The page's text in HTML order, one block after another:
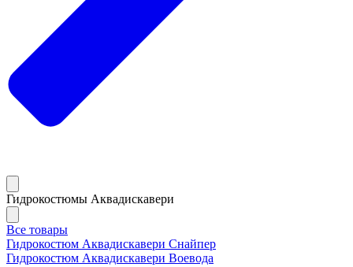
Гидрокостюмы Аквадискавери
Все товары
Гидрокостюм Аквадискавери Снайпер
Гидрокостюм Аквадискавери Воевода